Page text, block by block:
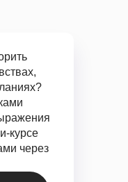
курсе
через